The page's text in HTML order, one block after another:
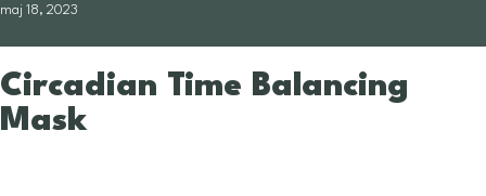
maj 18, 2023
Circadian Time Balancing
Mask